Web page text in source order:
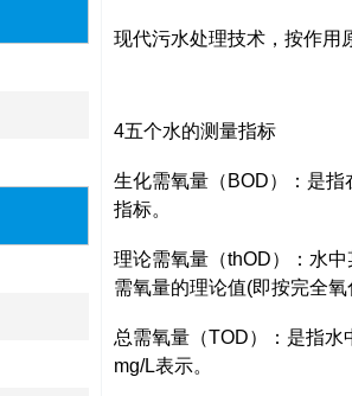
现代污水处理技术，按作用
4五个水的测量指标
生化需氧量（BOD）：是
指标。
理论需氧量（thOD）：水
需氧量的理论值(即按完全氧
总需氧量（TOD）：是指
mg/L表示。